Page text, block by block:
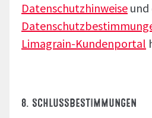
Datenschutzhinweise und
Limagrain-Kundenportal
8. SCHLUSSBESTIMMUNGEN